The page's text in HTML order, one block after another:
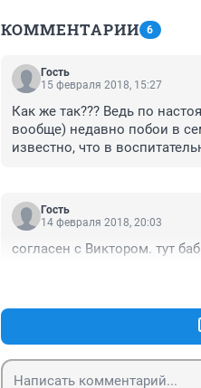
КОММЕНТАРИИ 6
Гость
15 февраля 2018, 15:27
Как же так??? Ведь по
вообще) недавно побои в
известно, что в
российскых Скреп!!!
Гость
14 февраля 2018, 20:03
согласен с Виктором. тут